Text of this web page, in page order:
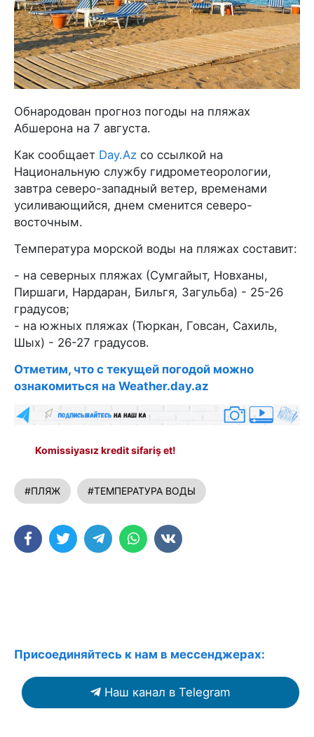
Обнародован прогноз погоды на пляжах
Абшерона на 7 августа.
Как сообщает Day.Az со ссылкой на
Национальную службу гидрометеорологии,
завтра северо-западный ветер, временами
усиливающийся, днем сменится северо-
восточным.
Температура морской воды на пляжах составит:
- на северных пляжах (Сумгайыт, Новханы,
Пиршаги, Нардаран, Бильгя, Загульба) - 25-26
градусов;
- на южных пляжах (Тюркан, Говсан, Сахиль,
Шых) - 26-27 градусов.
Отметим, что с текущей погодой можно
ознакомиться на Weather.day.az
Komissiyasız kredit sifariş et!
#ПЛЯЖ #ТЕМПЕРАТУРА ВОДЫ
Присоединяйтесь к нам в мессенджерах:
Наш канал в Telegram